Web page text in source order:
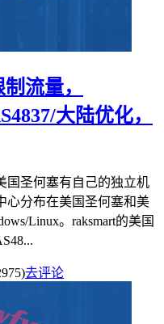
流量，
大陆优化，
国圣何塞有自己的独立机
心分布在美国圣何塞和美
Linux。raksmart的美国
去评论